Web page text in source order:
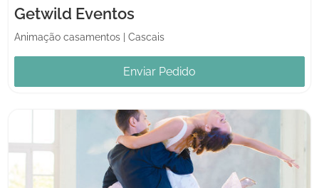
Getwild Eventos
Animação casamentos Cascais
Enviar Pedido